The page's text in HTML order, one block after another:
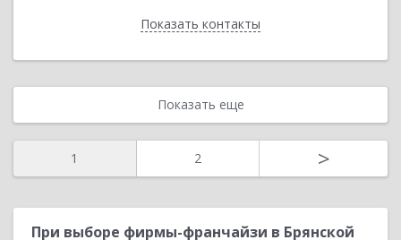
Показать контакты
Назад
Показать еще
1 2 >
При выборе фирмы-франчайзи в Брянской